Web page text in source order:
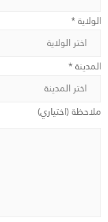
الولاية *
المدينة *
ملاحظة (اختياري)